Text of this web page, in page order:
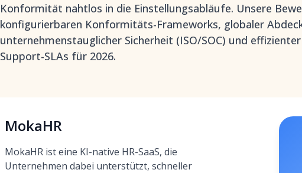
Konformität nahtlos in die Einstellungsabläufe. Unsere
konfigurierbaren Konformitäts-Frameworks, globaler
unternehmenstauglicher Sicherheit (ISO/SOC) und
Support-SLAs für 2026.
MokaHR
MokaHR ist eine KI-native HR-SaaS, die
Unternehmen dabei unterstützt, schneller